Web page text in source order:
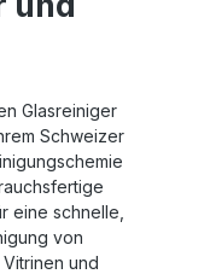
Glasreiniger
Schweizer
eine schnelle,
von
und